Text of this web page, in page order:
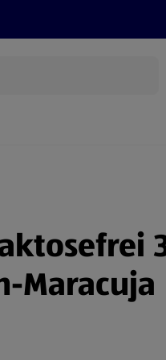
Maracuja